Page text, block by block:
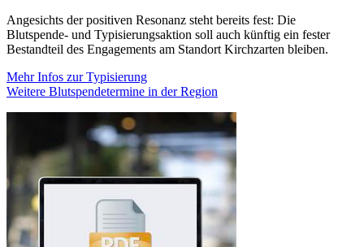
Angesichts der positiven Resonanz steht bereits fest: Die
Blutspende- und Typisierungsaktion soll auch künftig ein fester
Bestandteil des Engagements am Standort Kirchzarten bleiben.
Mehr Infos zur Typisierung
Weitere Blutspendetermine in der Region